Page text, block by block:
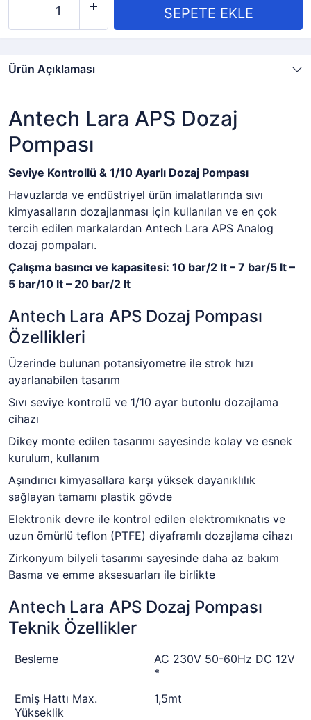
Ürün Açıklaması
Antech Lara APS Dozaj
Pompası
Seviye Kontrollü & 1/10 Ayarlı Dozaj Pompası
Havuzlarda ve endüstriyel ürün imalatlarında sıvı
kimyasalların dozajlanması için kullanılan ve en çok
tercih edilen markalardan Antech Lara APS Analog
dozaj pompaları.
Çalışma basıncı ve kapasitesi: 10 bar/2 lt – 7 bar/5 lt –
5 bar/10 lt – 20 bar/2 lt
Antech Lara APS Dozaj Pompası
Özellikleri
Üzerinde bulunan potansiyometre ile strok hızı
ayarlanabilen tasarım
Sıvı seviye kontrolü ve 1/10 ayar butonlu dozajlama
cihazı
Dikey monte edilen tasarımı sayesinde kolay ve esnek
kurulum, kullanım
Aşındırıcı kimyasallara karşı yüksek dayanıklılık
sağlayan tamamı plastik gövde
Elektronik devre ile kontrol edilen elektromıknatıs ve
uzun ömürlü teflon (PTFE) diyaframlı dozajlama cihazı
Zirkonyum bilyeli tasarımı sayesinde daha az bakım
Basma ve emme aksesuarları ile birlikte
Antech Lara APS Dozaj Pompası
Teknik Özellikler
Besleme
AC 230V 50-60Hz DC 12V
*
Emiş Hattı Max.
Yükseklik
1,5mt